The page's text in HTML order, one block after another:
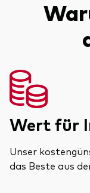
Wert für
Unser
das Beste aus